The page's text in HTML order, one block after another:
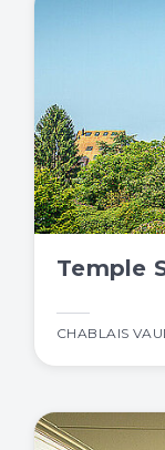
Temple
CHABLAIS